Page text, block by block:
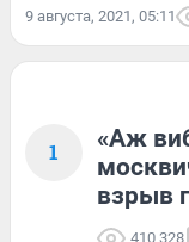
9 августа, 2021, 05:11
1
«Аж
взрыв
410 328